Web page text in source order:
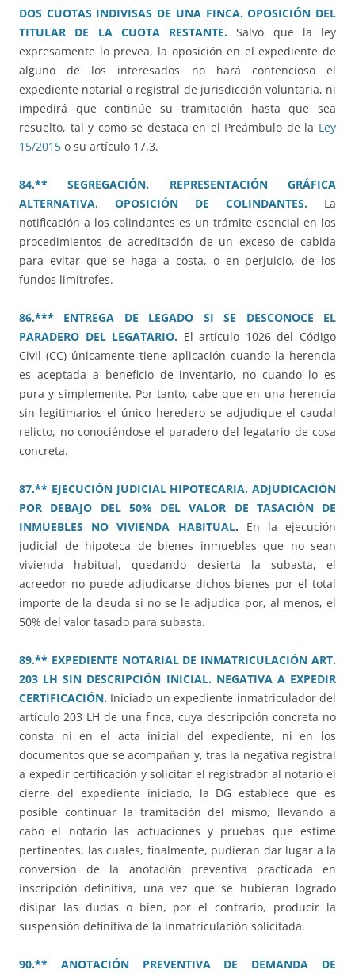
DOS CUOTAS INDIVISAS DE UNA FINCA. OPOSICIÓN DEL
TITULAR DE LA CUOTA RESTANTE. Salvo que la ley
expresamente lo prevea, la oposición en el expediente de
alguno de los interesados no hará contencioso el
expediente notarial o registral de jurisdicción voluntaria, ni
impedirá que continúe su tramitación hasta que sea
resuelto, tal y como se destaca en el Preámbulo de la Ley
15/2015 o su artículo 17.3.
84.** SEGREGACIÓN. REPRESENTACIÓN GRÁFICA
ALTERNATIVA. OPOSICIÓN DE COLINDANTES. La
notificación a los colindantes es un trámite esencial en los
procedimientos de acreditación de un exceso de cabida
para evitar que se haga a costa, o en perjuicio, de los
fundos limítrofes.
86.*** ENTREGA DE LEGADO SI SE DESCONOCE EL
PARADERO DEL LEGATARIO. El artículo 1026 del Código
Civil (CC) únicamente tiene aplicación cuando la herencia
es aceptada a beneficio de inventario, no cuando lo es
pura y simplemente. Por tanto, cabe que en una herencia
sin legitimarios el único heredero se adjudique el caudal
relicto, no conociéndose el paradero del legatario de cosa
concreta.
87.** EJECUCIÓN JUDICIAL HIPOTECARIA. ADJUDICACIÓN
POR DEBAJO DEL 50% DEL VALOR DE TASACIÓN DE
INMUEBLES NO VIVIENDA HABITUAL. En la ejecución
judicial de hipoteca de bienes inmuebles que no sean
vivienda habitual, quedando desierta la subasta, el
acreedor no puede adjudicarse dichos bienes por el total
importe de la deuda si no se le adjudica por, al menos, el
50% del valor tasado para subasta.
89.** EXPEDIENTE NOTARIAL DE INMATRICULACIÓN ART.
203 LH SIN DESCRIPCIÓN INICIAL. NEGATIVA A EXPEDIR
CERTIFICACIÓN. Iniciado un expediente inmatriculador del
artículo 203 LH de una finca, cuya descripción concreta no
consta ni en el acta inicial del expediente, ni en los
documentos que se acompañan y, tras la negativa registral
a expedir certificación y solicitar el registrador al notario el
cierre del expediente iniciado, la DG establece que es
posible continuar la tramitación del mismo, llevando a
cabo el notario las actuaciones y pruebas que estime
pertinentes, las cuales, finalmente, pudieran dar lugar a la
conversión de la anotación preventiva practicada en
inscripción definitiva, una vez que se hubieran logrado
disipar las dudas o bien, por el contrario, producir la
suspensión definitiva de la inmatriculación solicitada.
90.** ANOTACIÓN PREVENTIVA DE DEMANDA DE